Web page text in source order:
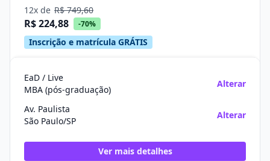
12x de R$ 749,60
R$ 224,88 -70%
Inscrição e matrícula GRÁTIS
EaD / Live
MBA (pós-graduação)
Alterar
Av. Paulista
São Paulo/SP
Alterar
Ver mais detalhes